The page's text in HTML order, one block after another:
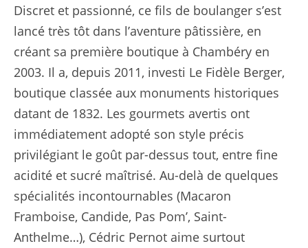
Discret et passionné, ce fils de boulanger s’est
lancé très tôt dans l’aventure pâtissière, en
créant sa première boutique à Chambéry en
2003. Il a, depuis 2011, investi Le Fidèle Berger,
boutique classée aux monuments historiques
datant de 1832. Les gourmets avertis ont
immédiatement adopté son style précis
privilégiant le goût par-dessus tout, entre fine
acidité et sucré maîtrisé. Au-delà de quelques
spécialités incontournables (Macaron
Framboise, Candide, Pas Pom’, Saint-
Anthelme…), Cédric Pernot aime surtout